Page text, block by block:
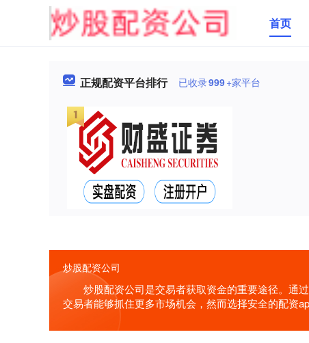
首页
正规配资平台排行 已收录999+家平台
炒股配资公司
炒股配资公司是交易者获取资金的重要途径。通
交易者能够抓住更多市场机会，然而选择安全的配资